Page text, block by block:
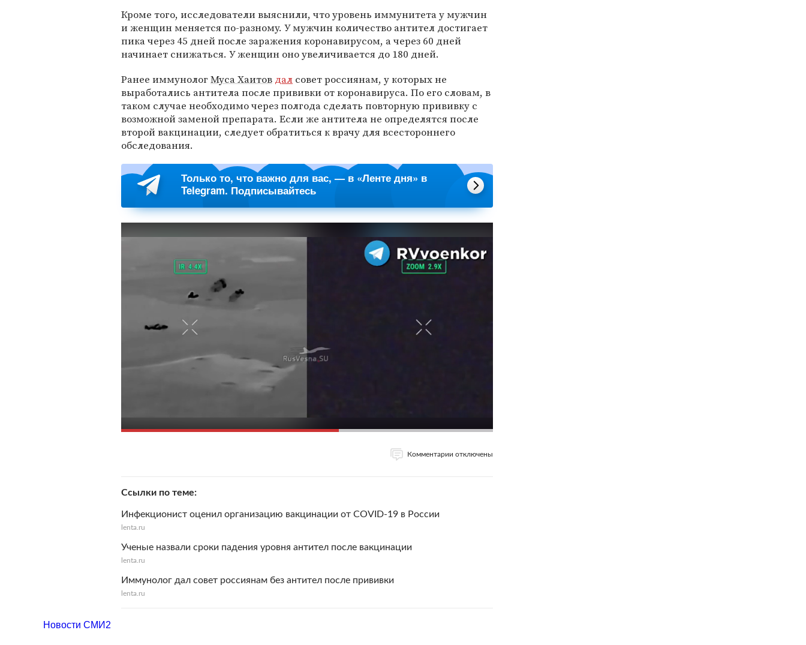
Кроме того, исследователи выяснили, что уровень иммунитета у мужчин
и женщин меняется по-разному. У мужчин количество антител достигает
пика через 45 дней после заражения коронавирусом, а через 60 дней
начинает снижаться. У женщин оно увеличивается до 180 дней.
Ранее иммунолог Муса Хаитов дал совет россиянам, у которых не
выработались антитела после прививки от коронавируса. По его словам, в
таком случае необходимо через полгода сделать повторную прививку с
возможной заменой препарата. Если же антитела не определятся после
второй вакцинации, следует обратиться к врачу для всестороннего
обследования.
Только то, что важно для вас, — в «Ленте дня» в
Telegram. Подписывайтесь
Комментарии отключены
Ссылки по теме
Инфекционист оценил организацию вакцинации от COVID-19 в России
lenta.ru
Ученые назвали сроки падения уровня антител после вакцинации
lenta.ru
Иммунолог дал совет россиянам без антител после прививки
lenta.ru
Новости СМИ2